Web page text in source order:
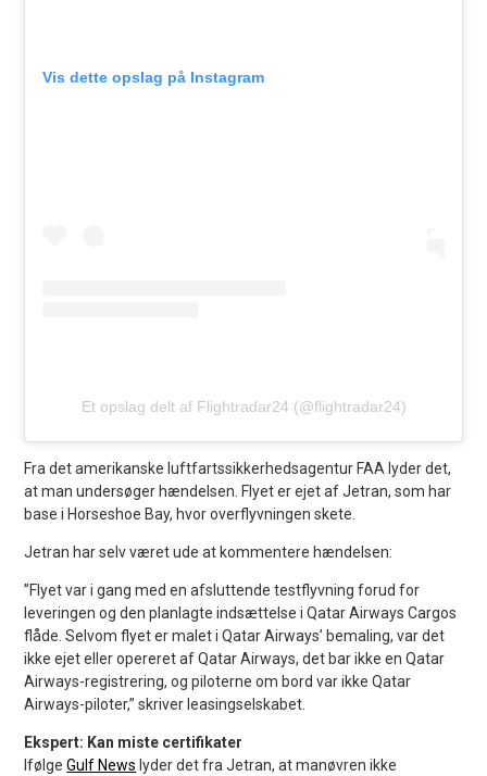
Vis dette opslag på Instagram
Et opslag delt af Flightradar24 (@flightradar24)
Fra det amerikanske luftfartssikkerhedsagentur FAA lyder det,
at man undersøger hændelsen. Flyet er ejet af Jetran, som har
base i Horseshoe Bay, hvor overflyvningen skete.
Jetran har selv været ude at kommentere hændelsen:
”Flyet var i gang med en afsluttende testflyvning forud for
leveringen og den planlagte indsættelse i Qatar Airways Cargos
flåde. Selvom flyet er malet i Qatar Airways’ bemaling, var det
ikke ejet eller opereret af Qatar Airways, det bar ikke en Qatar
Airways-registrering, og piloterne om bord var ikke Qatar
Airways-piloter,” skriver leasingselskabet.
Ekspert: Kan miste certifikater
IfølgeGulf News lyder det fra Jetran, at manøvren ikke